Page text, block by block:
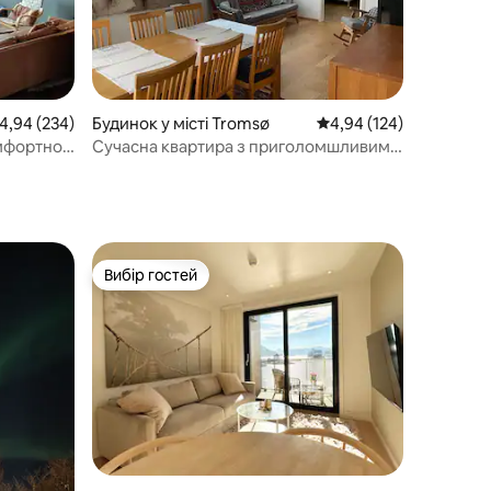
оцінка: 4,94 з 5, відгуки: 234
4,94 (234)
Будинок у місті Tromsø Середня оцінка: 4,94
4,94 (124)
Сучасна квартира з приголомшливим
Вибір гостей
Вибір гостей